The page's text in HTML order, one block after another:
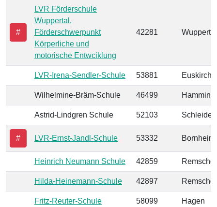
#
LVR Förderschule
Wuppertal,
Förderschwerpunkt
Körperliche und
motorische Entwciklung
42281 Wuppertal
LVR-Irena-Sendler-Schule 53881
Wilhelmine-Bräm-Schule 46499
Astrid-Lindgren Schule 52103 Schleiden
# LVR-Ernst-Jandl-Schule 53332 Bornheim
Heinrich Neumann Schule 42859
Hilda-Heinemann-Schule 42897
Fritz-Reuter-Schule 58099 Hagen